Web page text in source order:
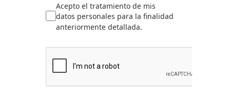
Acepto el tratamiento de mis
datos personales para la finalidad
anteriormente detallada.